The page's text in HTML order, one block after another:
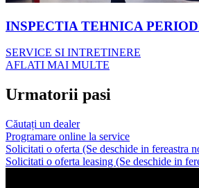
INSPECTIA TEHNICA
SERVICE SI INTRETINERE
AFLATI MAI MULTE
Urmatorii pasi
Căutați un dealer
Programare online la service
Solicitati o oferta (Se deschide in fereastra
Solicitati o oferta leasing (Se deschide in